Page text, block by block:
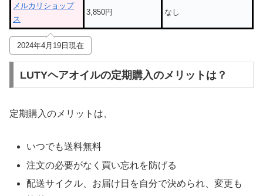
メルカリショップ
ス
3,850円 なし
2024年4月19日現在
LUTYヘアオイルの定期購入のメリットは？
定期購入のメリットは、
いつでも送料無料
注文の必要がなく買い忘れを防げる
配送サイクル、お届け日を自分で決められ、変更も